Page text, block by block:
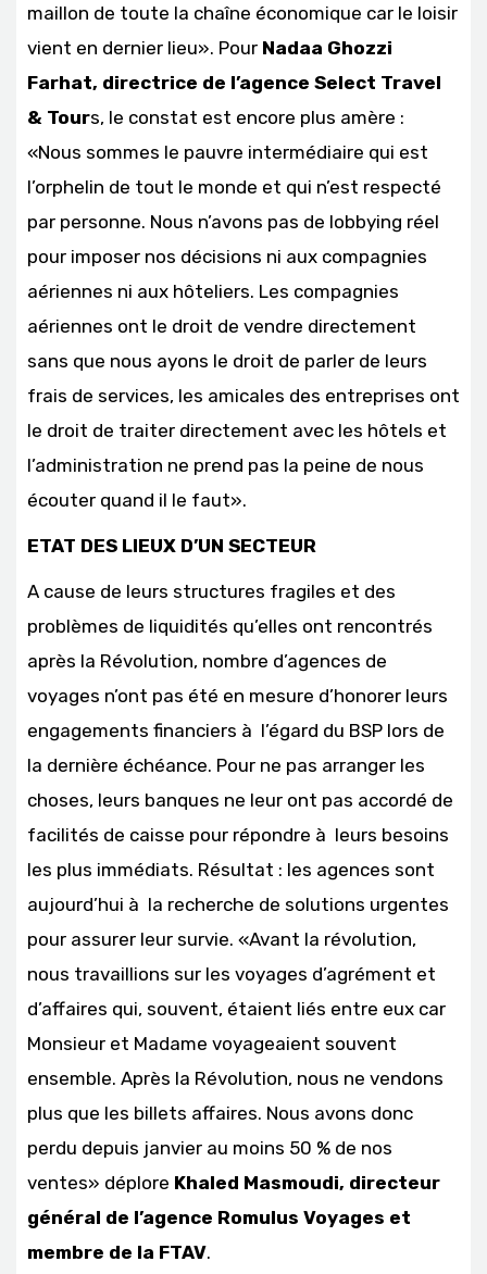
maillon de toute la chaîne économique car le loisir
vient en dernier lieu». Pour Nadaa Ghozzi
Farhat, directrice de l’agence Select Travel
& Tours, le constat est encore plus amère :
«Nous sommes le pauvre intermédiaire qui est
l’orphelin de tout le monde et qui n’est respecté
par personne. Nous n’avons pas de lobbying réel
pour imposer nos décisions ni aux compagnies
aériennes ni aux hôteliers. Les compagnies
aériennes ont le droit de vendre directement
sans que nous ayons le droit de parler de leurs
frais de services, les amicales des entreprises ont
le droit de traiter directement avec les hôtels et
l’administration ne prend pas la peine de nous
écouter quand il le faut».
ETAT DES LIEUX D’UN SECTEUR
A cause de leurs structures fragiles et des
problèmes de liquidités qu’elles ont rencontrés
après la Révolution, nombre d’agences de
voyages n’ont pas été en mesure d’honorer leurs
engagements financiers à l’égard du BSP lors de
la dernière échéance. Pour ne pas arranger les
choses, leurs banques ne leur ont pas accordé de
facilités de caisse pour répondre à leurs besoins
les plus immédiats. Résultat : les agences sont
aujourd’hui à la recherche de solutions urgentes
pour assurer leur survie. «Avant la révolution,
nous travaillions sur les voyages d’agrément et
d’affaires qui, souvent, étaient liés entre eux car
Monsieur et Madame voyageaient souvent
ensemble. Après la Révolution, nous ne vendons
plus que les billets affaires. Nous avons donc
perdu depuis janvier au moins 50 % de nos
ventes» déplore Khaled Masmoudi, directeur
général de l’agence Romulus Voyages et
membre de la FTAV.